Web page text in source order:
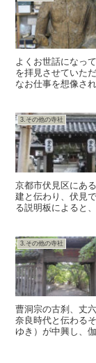
よくお世話になっ
を拝見させていた
なお仕事を想像さ
3.その他の寺社
京都市伏見区にあ
建と伝わり、伏見
る説明板によると
3.その他の寺社
曹洞宗の古刹、丈
奈良時代と伝わる
ゆき）が中興し、